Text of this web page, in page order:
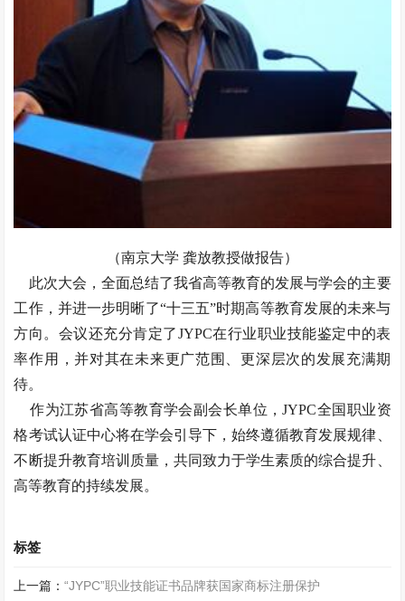
（南京大学 龚放教授做报告）
此次大会，全面总结了我省高等教育的发展与学会的主要
工作，并进一步明晰了“十三五”时期高等教育发展的未来与
方向。会议还充分肯定了JYPC在行业职业技能鉴定中的表
率作用，并对其在未来更广范围、更深层次的发展充满期
待。
作为江苏省高等教育学会副会长单位，JYPC全国职业资
格考试认证中心将在学会引导下，始终遵循教育发展规律、
不断提升教育培训质量，共同致力于学生素质的综合提升、
高等教育的持续发展。
标签
上一篇：“JYPC”职业技能证书品牌获国家商标注册保护